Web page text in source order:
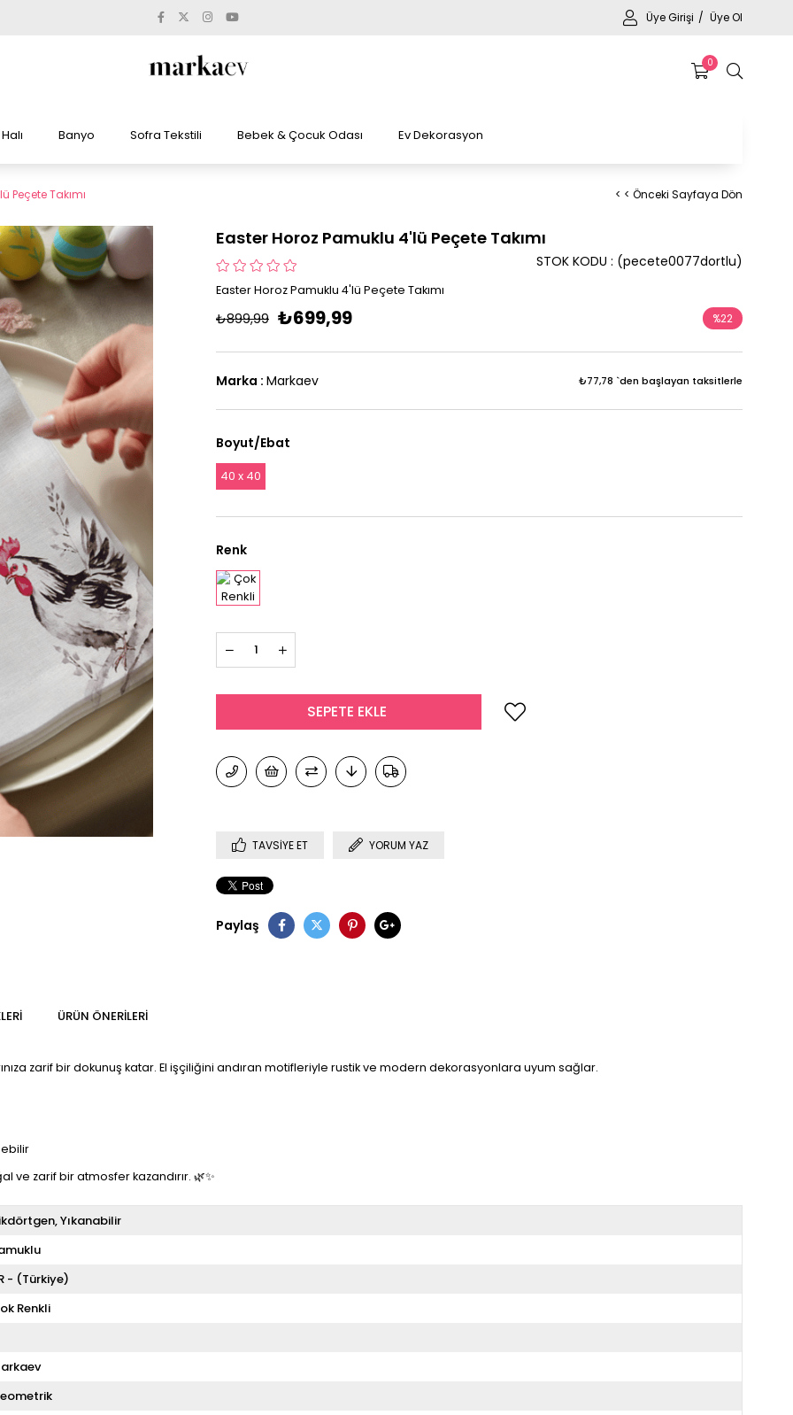
Üye Girişi Üye Ol
0
Halı Banyo Sofra Tekstili Bebek & Çocuk Odası Ev Dekorasyon
Peçete Takımı < < Önceki Sayfaya Dön
Easter Horoz Pamuklu 4'lü Peçete Takımı
(pecete0077dortlu)
STOK KODU
Easter Horoz Pamuklu 4'lü Peçete Takımı
₺899,99 ₺699,99 %22
Marka : Markaev ₺77,78 `den başlayan taksitlerle
Boyut/Ebat
40 x 40
Renk
TAVSIYE ET YORUM YAZ
Paylaş
ÜRÜN ÖNERILERI
zarif bir dokunuş katar. El işçiliğini andıran motifleriyle rustik ve modern dekorasyonlara uyum sağlar.
ve zarif bir atmosfer kazandırır. 🌿✨
Yıkanabilir
- (Türkiye)
Renkli